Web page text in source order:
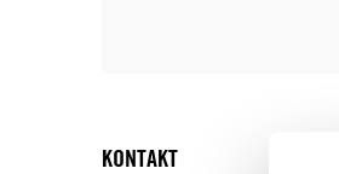
KONTAKT